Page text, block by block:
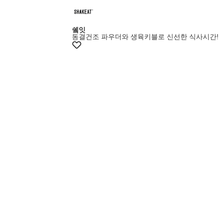
+10% 쿠폰
쉨잇
동결건조 파우더와 생육키블로 신선한 식사시간!